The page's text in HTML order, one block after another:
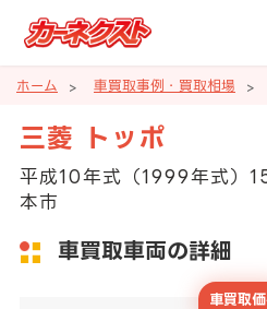
ホーム 車買取事例・買取相場
三菱 トッポ
平成10年式（1999年式）
本市
車買取車両の詳細
車買取